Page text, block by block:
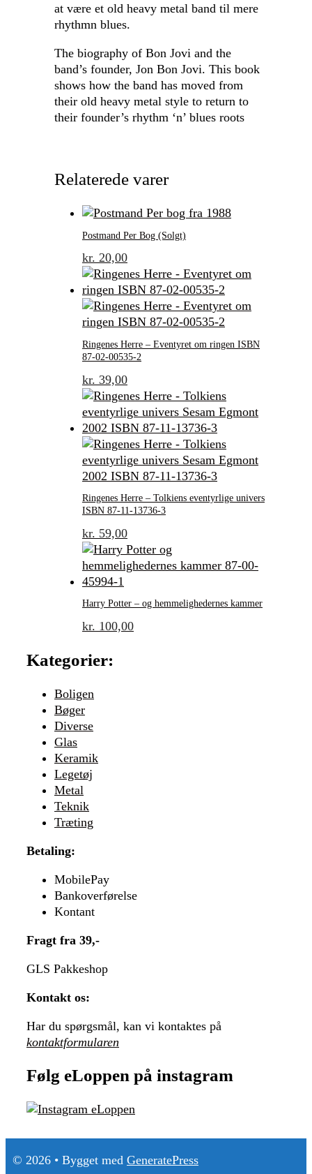
at være et old heavy metal band til mere
rhythmn blues.
The biography of Bon Jovi and the
band’s founder, Jon Bon Jovi. This book
shows how the band has moved from
their old heavy metal style to return to
their founder’s rhythm ‘n’ blues roots
Relaterede varer
Postmand Per Bog (Solgt)
kr. 20,00
Ringenes Herre – Eventyret om ringen ISBN
87-02-00535-2
kr. 39,00
Ringenes Herre – Tolkiens eventyrlige univers
ISBN 87-11-13736-3
kr. 59,00
Harry Potter – og hemmelighedernes kammer
kr. 100,00
Kategorier:
Boligen
Bøger
Diverse
Glas
Keramik
Legetøj
Metal
Teknik
Træting
Betaling:
MobilePay
Bankoverførelse
Kontant
Fragt fra 39,-
GLS Pakkeshop
Kontakt os:
Har du spørgsmål, kan vi kontaktes på
kontaktformularen
Følg eLoppen på instagram
© 2026 • Bygget med GeneratePress